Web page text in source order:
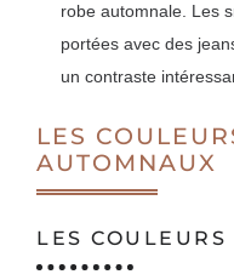
robe automnale. Les
portées avec des
un contraste
LES
AUTOMNAUX
LES